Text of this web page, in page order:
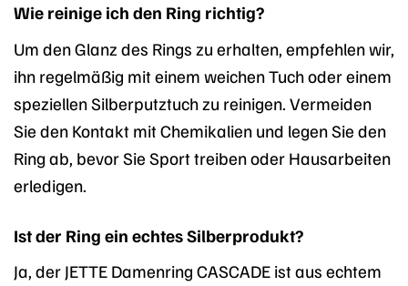
Wie reinige ich den Ring richtig?
Um den Glanz des Rings zu erhalten, empfehlen wir,
ihn regelmäßig mit einem weichen Tuch oder einem
speziellen Silberputztuch zu reinigen. Vermeiden
Sie den Kontakt mit Chemikalien und legen Sie den
Ring ab, bevor Sie Sport treiben oder Hausarbeiten
erledigen.
Ist der Ring ein echtes Silberprodukt?
Ja, der JETTE Damenring CASCADE ist aus echtem